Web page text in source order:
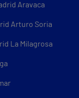
Aravaca
Arturo Soria
La Milagrosa